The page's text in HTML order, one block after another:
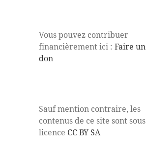
Vous pouvez contribuer
financièrement ici :Faire un
don
Sauf mention contraire, les
contenus de ce site sont sous
licence CC BY SA